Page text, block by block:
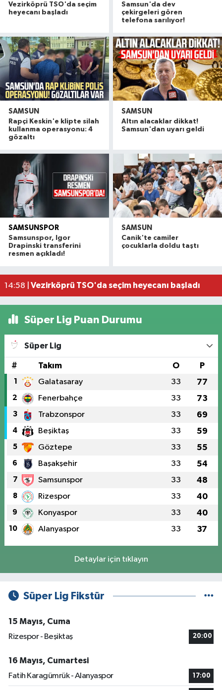
Vezirköprü TSO'da seçim
heyecanı başladı
Samsun'da dev
çekirgeleri gören
telefona sarılıyor!
SAMSUN
Rapçi Keskin'e klipte silah
kullanma operasyonu: 4
gözaltı
SAMSUN
Altın alacaklar dikkat!
Samsun'dan uyarı geldi
SAMSUNSPOR
Samsunspor, Igor
Drapinski transferini
resmen açıkladı!
SAMSUN
Canik'te camiler
çocuklarla doldu taştı
15:40 |Samsunspor, Polonyalı stoper Drapinski ile 5
15:33 |Samsunspor T.D. Thorsten Fink'ten dikkat çeken
Alaçam'a nefes aldıracak dev yaşam alanı
14:58 | Vezirköprü TSO'da seçim heyecanı başladı
Süper Lig Puan Durumu
Süper Lig
# Takım O P
1 Galatasaray 33 77
2 Fenerbahçe 33 73
3 Trabzonspor 33 69
4 Beşiktaş 33 59
5 Göztepe 33 55
6 Başakşehir 33 54
7 Samsunspor 33 48
8 Rizespor 33 40
9 Konyaspor 33 40
10 Alanyaspor 33 37
Detaylar için tıklayın
Süper Lig Fikstür
15 Mayıs, Cuma
Rizespor - Beşiktaş
20:00
16 Mayıs, Cumartesi
Fatih Karagümrük - Alanyaspor
17:00